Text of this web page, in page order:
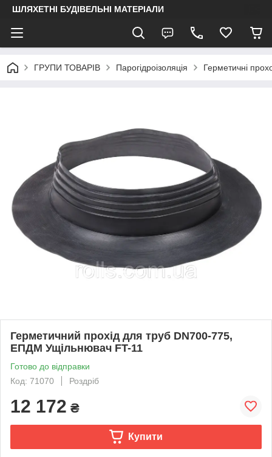
ШЛЯХЕТНІ БУДІВЕЛЬНІ МАТЕРІАЛИ
ГРУПИ ТОВАРІВ Парогідроізоляція Герметичні
Герметичний прохід для труб DN700-775,
ЕПДМ Ущільнювач FT-11
Готово до відправки
Код: 71070
Роздріб
12 172 ₴
Купити